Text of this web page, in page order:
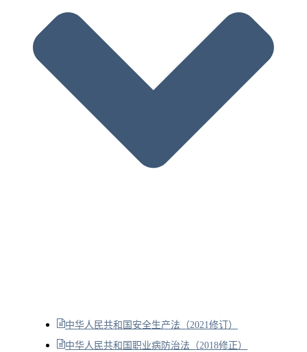
中华人民共和国安全生产法（2021修订）
中华人民共和国职业病防治法（2018修正）